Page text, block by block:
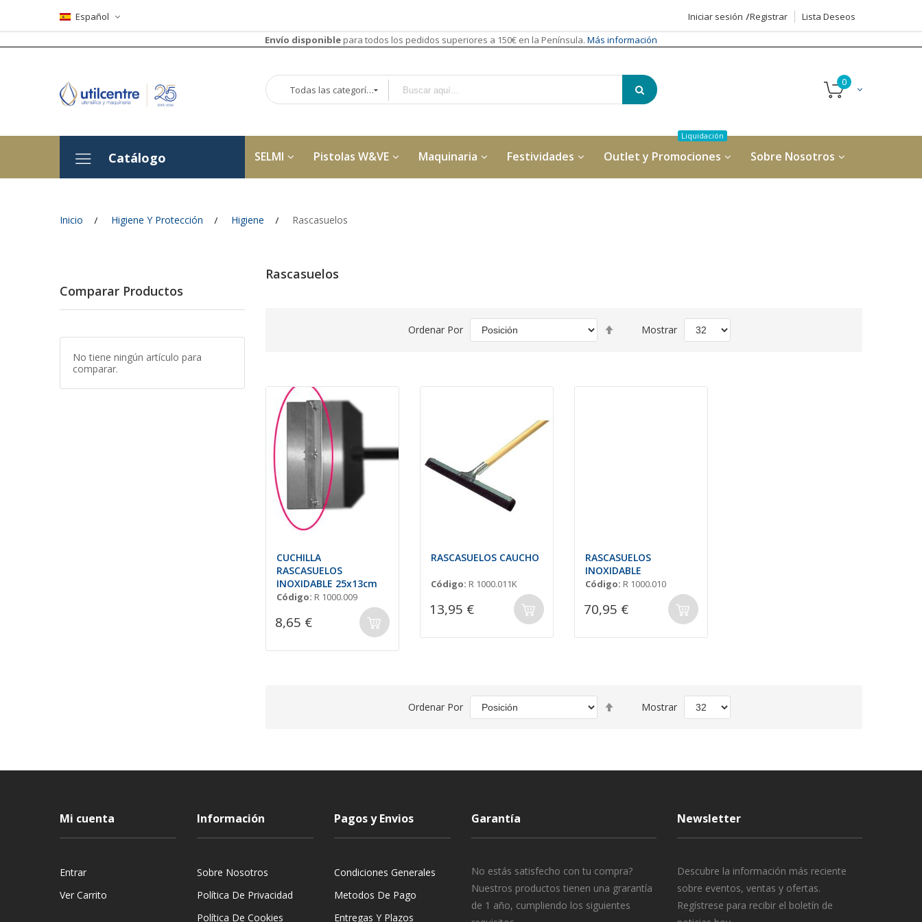
Español Iniciar sesión Registrar
Lista Deseos
Envío disponible para todos los pedidos superiores a 150€ en la Península. Más información
Todas las categorías
Catálogo SELMI Pistolas W&VE Maquinaria Festividades Outlet y Promociones Sobre Nosotros
Inicio Higiene Y Protección Higiene Rascasuelos
Rascasuelos
Ordenar Por Mostrar
CUCHILLA
RASCASUELOS
INOXIDABLE 25x13cm
Código: R 1000.009
8,65 €
RASCASUELOS CAUCHO
Código: R 1000.011K
13,95 €
RASCASUELOS
INOXIDABLE
Código: R 1000.010
70,95 €
Ordenar Por Mostrar
Comparar Productos
No tiene ningún artículo para
comparar.
Mi cuenta
Entrar
Ver Carrito
Información
Sobre Nosotros
Política De Privacidad
Política De Cookies
Pagos y Envios
Condiciones Generales
Metodos De Pago
Entregas Y Plazos
Garantía
No estás satisfecho con tu compra?
Nuestros productos tienen una grarantía
de 1 año, cumpliendo los siguientes
Newsletter
Descubre la información más reciente
sobre eventos, ventas y ofertas.
Regístrese para recibir el boletín de